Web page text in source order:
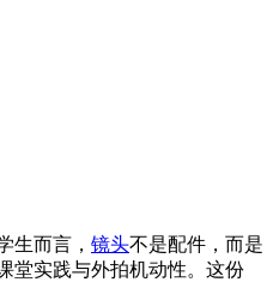
生而言， 镜头不是配件，而是
堂实践与外拍机动性。这份